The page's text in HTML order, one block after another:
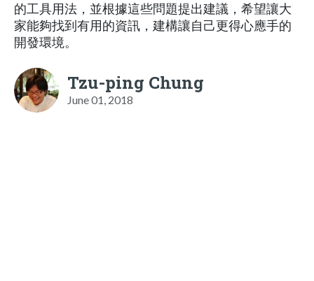
的工具用法，並根據這些問題提出建議，希望讓大
家能夠找到有用的資訊，建構讓自己更得心應手的
開發環境。
Tzu-ping Chung
June 01, 2018